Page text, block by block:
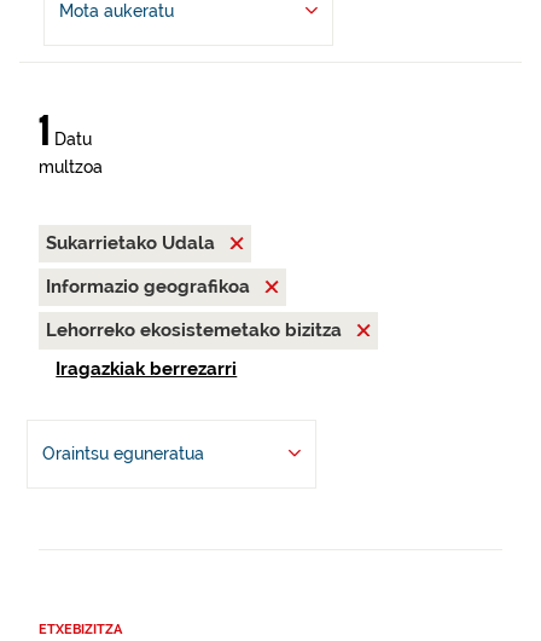
Mota aukeratu
1 Datu
multzoa
Sukarrietako Udala
Informazio geografikoa
Lehorreko ekosistemetako bizitza
Iragazkiak berrezarri
Oraintsu eguneratua
ETXEBIZITZA